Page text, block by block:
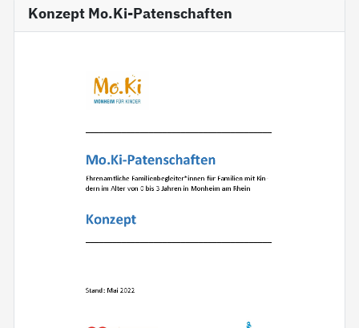
Konzept Mo.Ki-Patenschaften